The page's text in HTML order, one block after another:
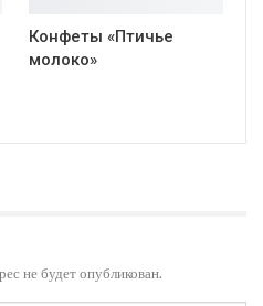
Конфеты «Птичье
молоко»
не будет опубликован.